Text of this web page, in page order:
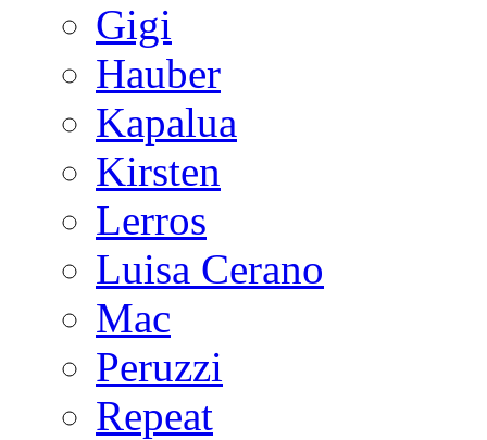
Gigi
Hauber
Kapalua
Kirsten
Lerros
Luisa Cerano
Mac
Peruzzi
Repeat